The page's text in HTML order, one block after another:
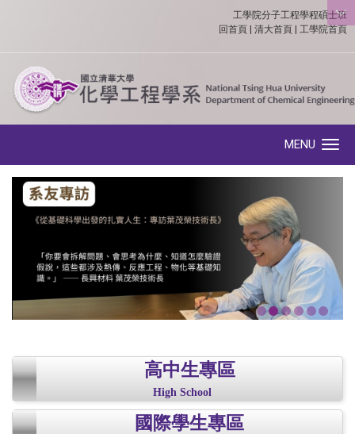
:::
工學院分子工程學程碩士班
回首頁
清大首頁 工學院首頁
MENU
高中生專區
High School
國際學生專區